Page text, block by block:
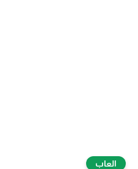
العاب